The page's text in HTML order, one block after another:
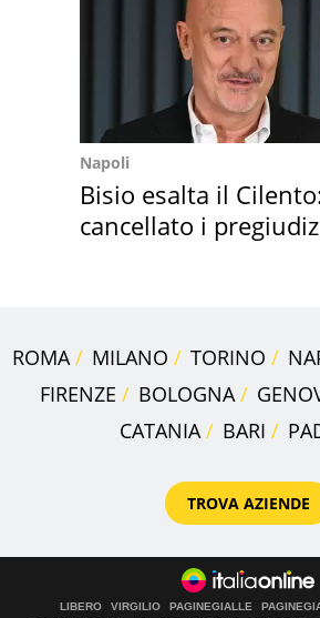
Napoli
Bisio esalta il
cancellato i
ROMA MILANO TORINO
FIRENZE
BOLOGNA
CATANIA
BARI
TROVA AZIENDE
LIBERO VIRGILIO PAGINEGIALLE